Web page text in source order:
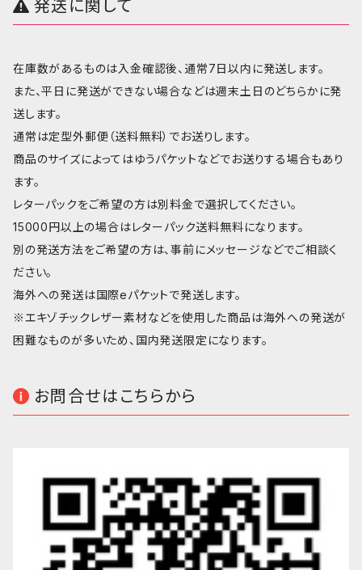
発送に関して
在庫数があるものは入金確認後、通常7日以内に発送します。
また、平日に発送ができない場合などは週末土日のどちらかに発
送します。
通常は定型外郵便（送料無料）でお送りします。
商品のサイズによってはゆうパケットなどでお送りする場合もあり
ます。
レターパックをご希望の方は別料金で選択してください。
15000円以上の場合はレターパック送料無料になります。
別の発送方法をご希望の方は、事前にメッセージなどでご相談く
ださい。
海外への発送は国際eパケットで発送します。
※エキゾチックレザー素材などを使用した商品は海外への発送が
困難なものが多いため、国内発送限定になります。
お問合せはこちらから